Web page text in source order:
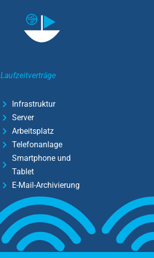
Laufzeitverträge
Infrastruktur
Server
Arbeitsplatz
Telefonanlage
Smartphone und
Tablet
E-Mail-Archivierung